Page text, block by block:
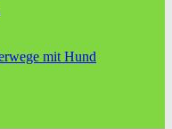
mit Hund